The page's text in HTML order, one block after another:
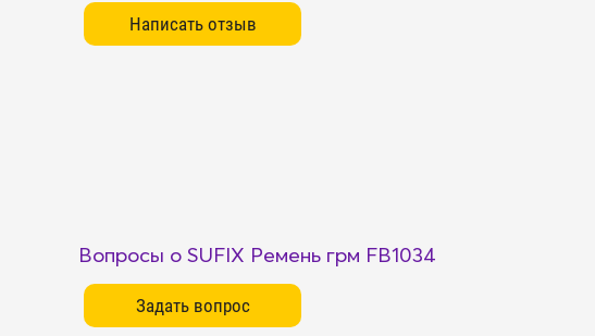
Вопросы о SUFIX Ремень грм FB1034